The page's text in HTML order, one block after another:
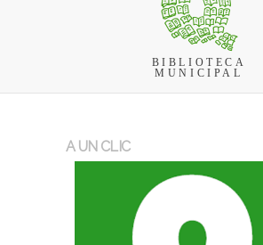
BIBLIOTECA
MUNICIPAL
A UN CLIC